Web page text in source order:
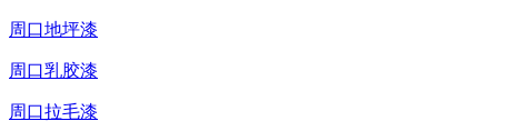
周口地坪漆
周口乳胶漆
周口拉毛漆